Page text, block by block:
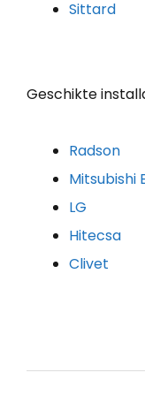
Sittard
Geschikte
Radson
Mitsubishi
LG
Hitecsa
Clivet